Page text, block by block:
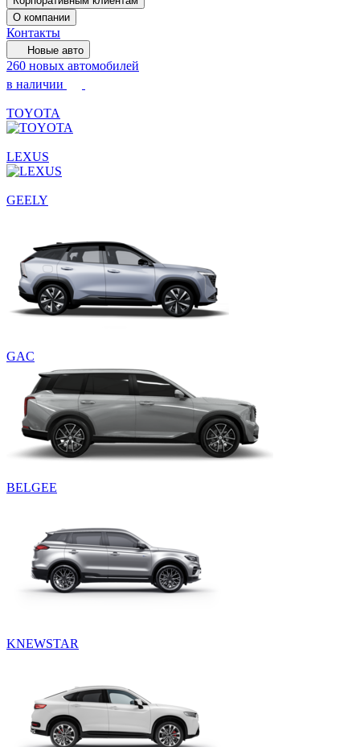
О компании
Контакты
Новые авто
260 новых автомобилей
в наличии
TOYOTA
LEXUS
GEELY
GAC
BELGEE
KNEWSTAR